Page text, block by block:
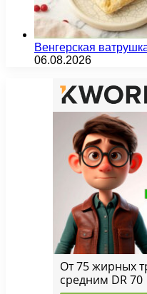
Венгерская
06.08.2026